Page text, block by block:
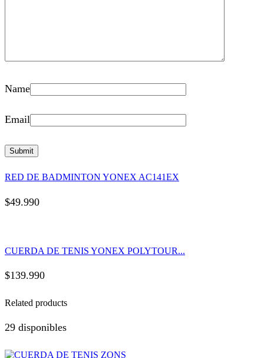
Name
Email
RED DE BADMINTON YONEX AC141EX
$49.990
CUERDA DE TENIS YONEX POLYTOUR...
$139.990
Related products
29 disponibles